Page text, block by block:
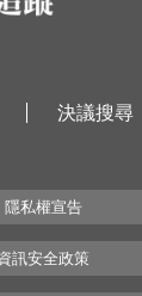
決議搜尋
隱私權宣告
訊安全政策